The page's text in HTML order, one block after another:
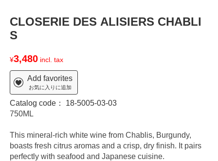
CLOSERIE DES ALISIERS CHABLI
S
¥3,480 incl. tax
Add favorites
お気に入りに追加
Catalog code： 18-5005-03-03
750ML
This mineral-rich white wine from Chablis, Burgundy,
boasts fresh citrus aromas and a crisp, dry finish. It pairs
perfectly with seafood and Japanese cuisine.